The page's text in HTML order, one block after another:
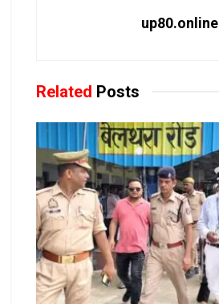
up80.online
Related Posts